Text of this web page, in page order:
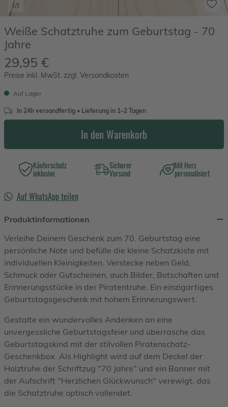
1/7
Weiße Schatztruhe zum Geburtstag - 70
Jahre
29,95 €
Preise inkl. MwSt. zzgl. Versandkosten
Auf Lager
In 24h versandfertig • Lieferung in 1–2 Tagen
In den Warenkorb
Käuferschutz
inklusive
Sicherer
Versand
Mit Herz
personalisiert
Auf WhatsApp teilen
Produktinformationen
Verleihe Deinem Geschenk zum 70. Geburtstag eine
persönliche Note und befülle die kleine Schatzkiste mit
individuellen Kleinigkeiten. Verstecke neben Geld,
Schmuck oder Gutscheinen, auch Bilder, Botschaften und
Erinnerungsstücke in der Piratentruhe. Ein einzigartiges
Geburtstagsgeschenk mit hohem Erinnerungswert.
Gestalte ein wundervolles Andenken an eine
unvergessliche Geburtstagsfeier und überrasche das
Geburtstagskind mit der stilvollen Piratenschatz-
Geschenkbox. Als Highlight wird auf dem Deckel der
Holztruhe der Schriftzug "70 Jahre" und ein Banner mit
der Aufschrift "Herzlichen Glückwunsch" verewigt, das
die Schatztruhe optisch vollendet.